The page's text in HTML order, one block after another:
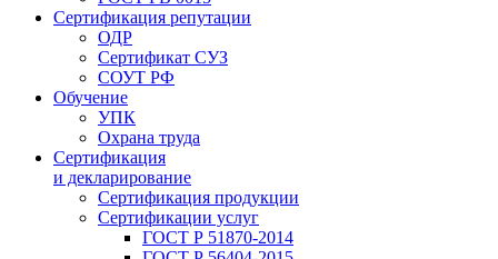
Сертификация репутации
ОДР
Сертификат СУЗ
СОУТ РФ
Обучение
УПК
Охрана труда
Сертификация
и декларирование
Сертификация продукции
Сертификации услуг
ГОСТ Р 51870-2014